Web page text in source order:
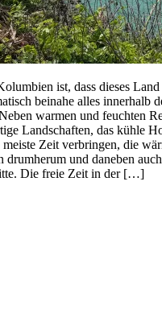
ist, dass dieses Land
beinahe alles innerhalb
warmen und feuchten
Landschaften, das kühle
Zeit verbringen, die
drumherum und daneben
Die freie Zeit in der […]